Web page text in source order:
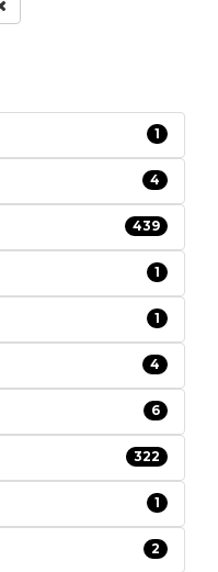
1
4
439
1
1
4
6
322
1
2